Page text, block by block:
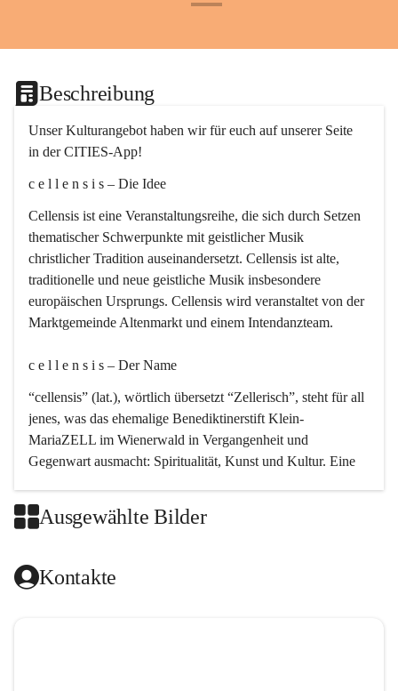
Beschreibung
Unser Kulturangebot haben wir für euch auf unserer Seite
in der CITIES-App!
c e l l e n s i s – Die Idee
Cellensis ist eine Veranstaltungsreihe, die sich durch Setzen
thematischer Schwerpunkte mit geistlicher Musik
christlicher Tradition auseinandersetzt. Cellensis ist alte,
traditionelle und neue geistliche Musik insbesondere
europäischen Ursprungs. Cellensis wird veranstaltet von der
Marktgemeinde Altenmarkt und einem Intendanzteam.
c e l l e n s i s – Der Name
“cellensis” (lat.), wörtlich übersetzt “Zellerisch”, steht für all
jenes, was das ehemalige Benediktinerstift Klein-
MariaZELL im Wienerwald in Vergangenheit und
Gegenwart ausmacht: Spiritualität, Kunst und Kultur. Eine
Kirchenmusik, dem kunstvollen Lob Gottes.
Das kirchenmusikalische Festival Cellensis wird seit dem
Ausgewählte Bilder
Kontakte